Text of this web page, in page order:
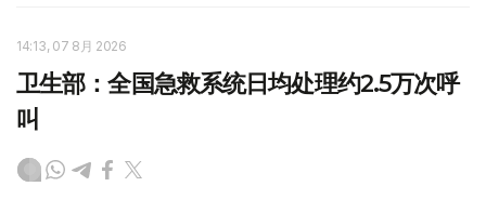
14:13, 07 8月 2026
卫生部：全国急救系统日均处理约2.5万次呼
叫